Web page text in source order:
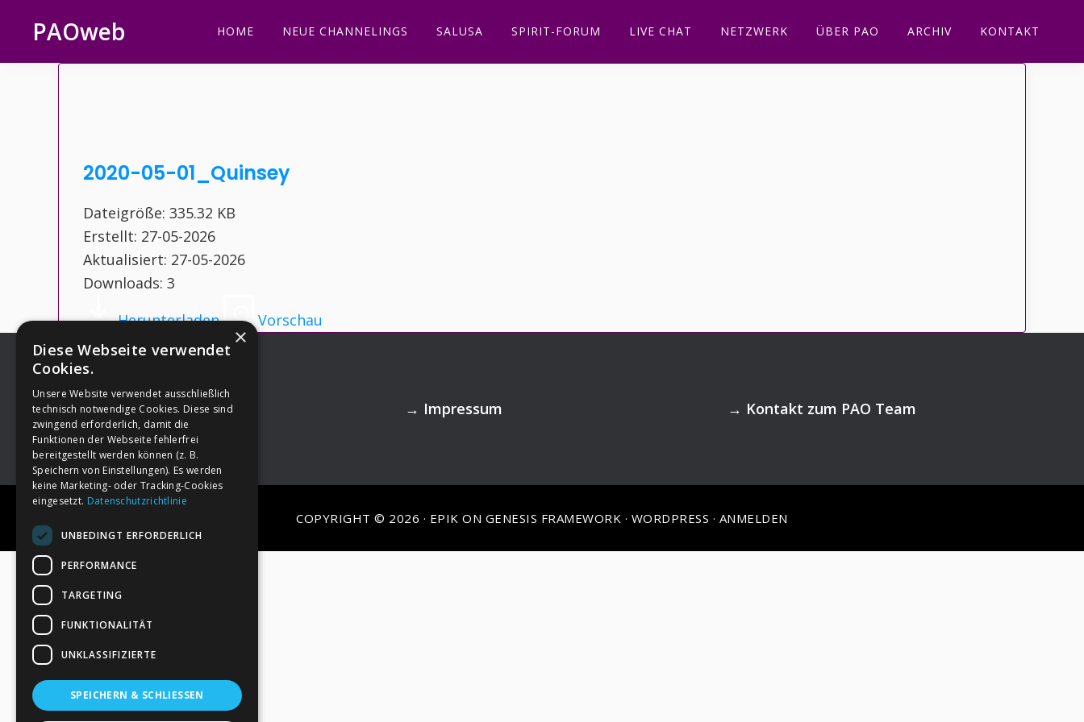
Hauptnavigation
springen
Inhalt
springen
Seitenspalte
springen
Fußzeile
springen
PAOweb HOME NEUE CHANNELINGS SALUSA SPIRIT-FORUM LIVE CHAT NETZWERK ÜBER PAO ARCHIV KONTAKT
2020-05-01_Quinsey
Dateigröße: 335.32 KB
Erstellt: 27-05-2026
Aktualisiert: 27-05-2026
Downloads: 3
Herunterladen
Vorschau
Footer →Deine Spende → Impressum → Kontakt zum PAO Team
COPYRIGHT © 2026 · EPIK ON GENESIS FRAMEWORK · WORDPRESS · ANMELDEN
×
Diese Webseite verwendet
Cookies.
Unsere Website verwendet ausschließlich
technisch notwendige Cookies. Diese sind
zwingend erforderlich, damit die
Funktionen der Webseite fehlerfrei
bereitgestellt werden können (z. B.
Speichern von Einstellungen). Es werden
keine Marketing- oder Tracking-Cookies
eingesetzt. Datenschutzrichtlinie
UNBEDINGT ERFORDERLICH
PERFORMANCE
TARGETING
FUNKTIONALITÄT
UNKLASSIFIZIERTE
SPEICHERN & SCHLIESSEN